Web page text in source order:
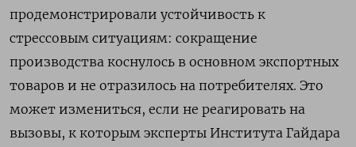
продемонстрировали устойчивость к
стрессовым ситуациям: сокращение
производства коснулось в основном экспортных
товаров и не отразилось на потребителях. Это
может измениться, если не реагировать на
вызовы, к которым эксперты Института Гайдара